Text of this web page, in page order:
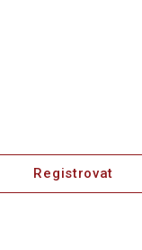
Registrovat